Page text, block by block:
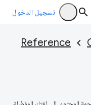
تسجيل الدخول
Reference